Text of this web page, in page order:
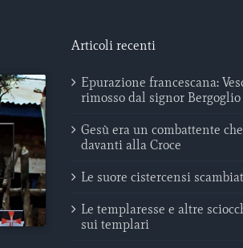
Articoli recenti
Epurazione francescana:
rimosso dal signor Bergoglio
Gesù era un combattente
davanti alla Croce
Le suore cistercensi
Le templaresse e altre
sui templari